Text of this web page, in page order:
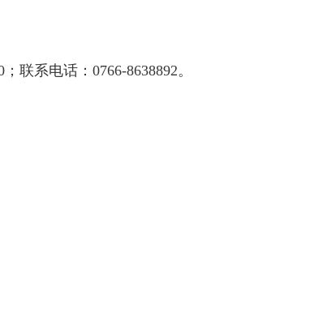
系电话：0766-8638892。